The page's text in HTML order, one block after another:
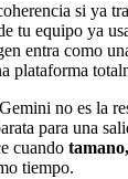
si ya
tu equipo ya
entra como
plataforma
no es la
para una
cuando
tiempo.